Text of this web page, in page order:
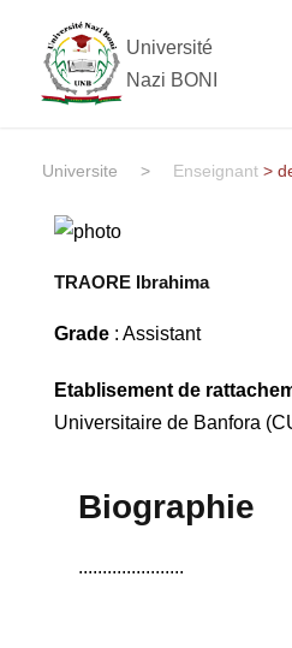
Université
Nazi BONI
Universite > Enseignant >
TRAORE Ibrahima
Grade: Assistant
Etablisement de
Universitaire de Banfora
Biographie
......................